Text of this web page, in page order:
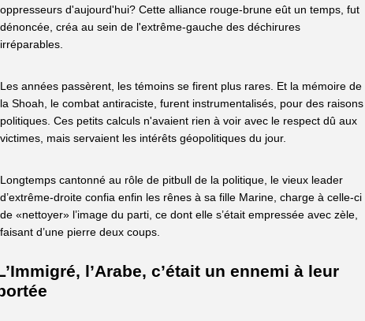
oppresseurs d'aujourd'hui? Cette alliance rouge-brune eût un temps, fut
dénoncée, créa au sein de l'extrême-gauche des déchirures
irréparables.
Les années passèrent, les témoins se firent plus rares. Et la mémoire de
la Shoah, le combat antiraciste, furent instrumentalisés, pour des raisons
politiques. Ces petits calculs n'avaient rien à voir avec le respect dû aux
victimes, mais servaient les intérêts géopolitiques du jour.
Longtemps cantonné au rôle de pitbull de la politique, le vieux leader
d’extrême-droite confia enfin les rênes à sa fille Marine, charge à celle-ci
de «nettoyer» l’image du parti, ce dont elle s’était empressée avec zèle,
faisant d’une pierre deux coups.
l’Arabe, c’était un ennemi à leur